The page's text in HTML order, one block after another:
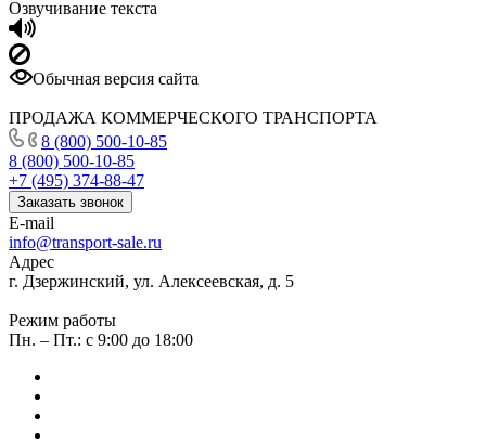
Озвучивание текста
Обычная версия сайта
ПРОДАЖА КОММЕРЧЕСКОГО ТРАНСПОРТА
8 (800) 500-10-85
8 (800) 500-10-85
+7 (495) 374-88-47
Заказать звонок
E-mail
info@transport-sale.ru
Адрес
г. Дзержинский, ул. Алексеевская, д. 5
Режим работы
Пн. – Пт.: с 9:00 до 18:00